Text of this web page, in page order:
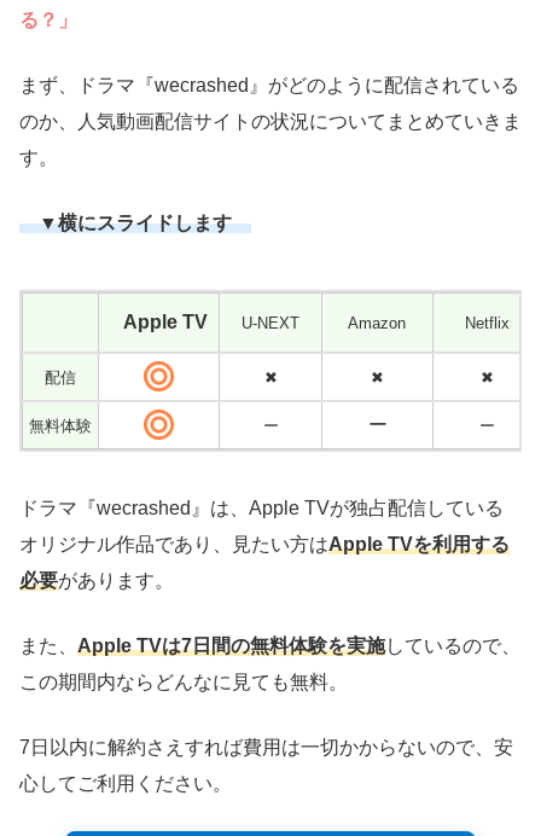
る？」
まず、ドラマ『wecrashed』がどのように配信されている
のか、人気動画配信サイトの状況についてまとめていきま
す。
▼横にスライドします
Apple TV U-NEXT Amazon Netflix
配信 ✖ ✖ ✖
無料体験 ー ー ー
ドラマ『wecrashed』は、Apple TVが独占配信している
オリジナル作品であり、見たい方はApple TVを利用する
必要があります。
また、 Apple TVは7日間の無料体験を実施しているので、
この期間内ならどんなに見ても無料。
7日以内に解約さえすれば費用は一切かからないので、安
心してご利用ください。